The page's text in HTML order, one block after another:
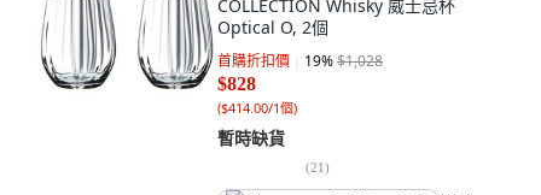
COLLECTION Whisky 威士忌杯
Optical O, 2個
首購折扣價 19%$1,028
$828
($414.00/1個)
暫時缺貨
(21)